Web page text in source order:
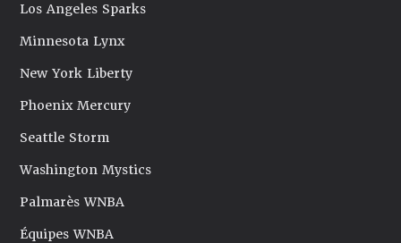
Los Angeles Sparks
Minnesota Lynx
New York Liberty
Phoenix Mercury
Seattle Storm
Washington Mystics
Palmarès WNBA
Équipes WNBA